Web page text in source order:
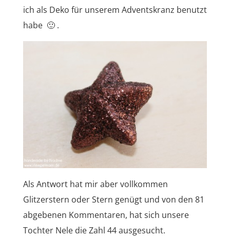
ich als Deko für unserem Adventskranz benutzt
habe 🙂 .
Als Antwort hat mir aber vollkommen
Glitzerstern oder Stern genügt und von den 81
abgebenen Kommentaren, hat sich unsere
Tochter Nele die Zahl 44 ausgesucht.